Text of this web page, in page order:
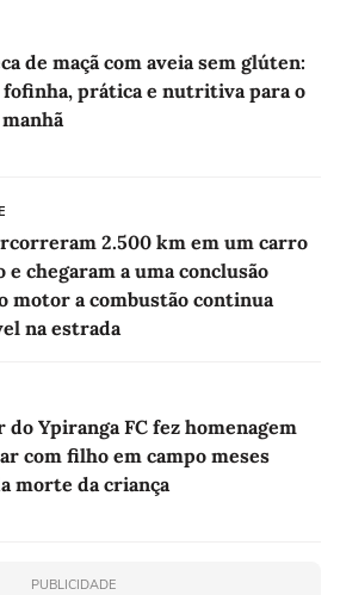
de maçã com aveia sem glúten:
prática e nutritiva para o
2.500 km em um carro
chegaram a uma conclusão
motor a combustão continua
na estrada
do Ypiranga FC fez homenagem
com filho em campo meses
morte da criança
PUBLICIDADE